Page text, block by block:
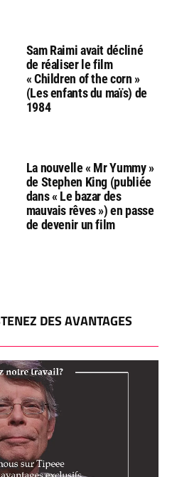
Sam Raimi avait décliné
de réaliser le film
« Children of the corn »
(Les enfants du maïs) de
1984
La nouvelle « Mr Yummy »
de Stephen King (publiée
dans « Le bazar des
mauvais rêves ») en passe
de devenir un film
DES AVANTAGES